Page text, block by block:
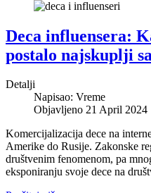
Deca influensera:
postalo najskuplji
Detalji
Napisao: Vreme
Objavljeno 21 April 2024
Komercijalizacija dece na
Amerike do Rusije. Zakonske
društvenim fenomenom, pa
eksponiranju svoje dece na